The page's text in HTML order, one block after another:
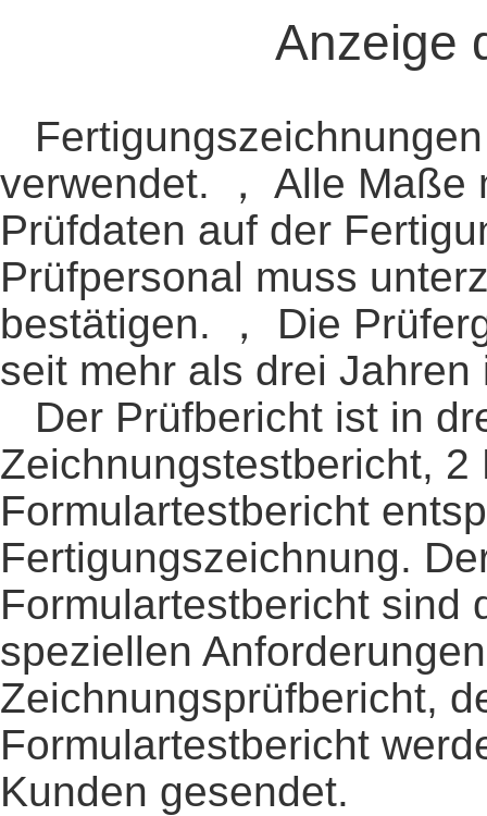
Anzeige
verwendet. ， Alle
Prüfdaten auf der
Prüfpersonal muss
bestätigen. ， Die
seit mehr als drei
Der Prüfbericht ist in
Zeichnungstestbericht,
Formulartestbericht
Fertigungszeichnung.
Formulartestbericht sind
speziellen
Zeichnungsprüfbericht,
Formulartestbericht
Kunden gesendet.